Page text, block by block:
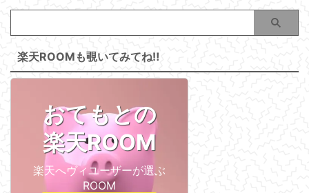
楽天ROOMも覗いてみてね‼
おてもとの
楽天ROOM
楽天へヴィユーザーが選ぶ
ROOM